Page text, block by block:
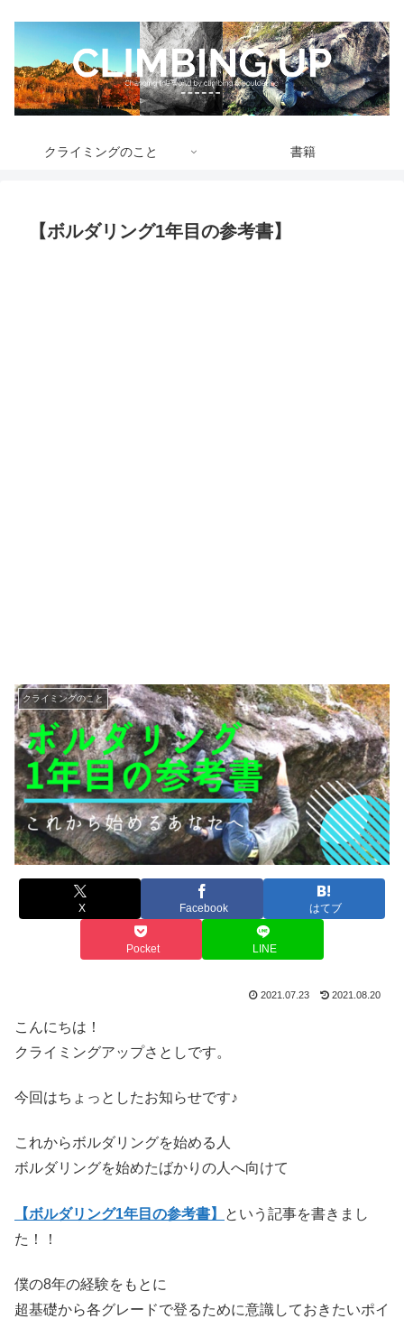
クライミングのこと 書籍
【ボルダリング1年目の参考書】
クライミングのこと
X Facebook はてブ
Pocket LINE
2021.07.23 2021.08.20
こんにちは！
クライミングアップさとしです。
今回はちょっとしたお知らせです♪
これからボルダリングを始める人
ボルダリングを始めたばかりの人へ向けて
【ボルダリング1年目の参考書】
という記事を書きまし
た！！
僕の8年の経験をもとに
超基礎から各グレードで登るために意識しておきたいポイ